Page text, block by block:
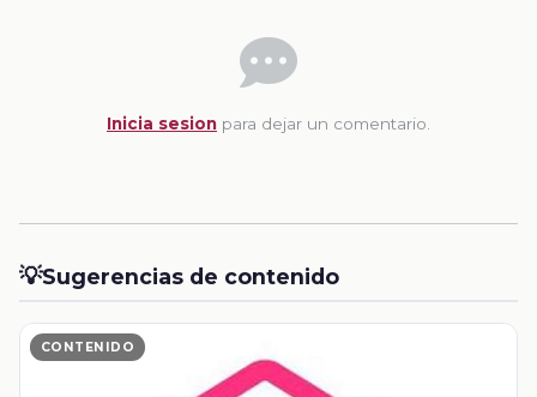
Inicia sesion para dejar un comentario.
💡Sugerencias de contenido
CONTENIDO